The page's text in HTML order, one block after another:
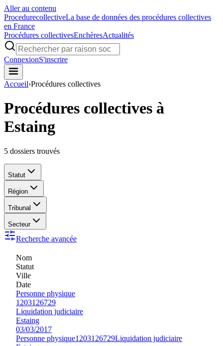
Aller au contenu
ProcedurecollectiveLa base de données des procédures collectives
en France
Procédures collectivesEnchèresActualités
ConnexionS'inscrire
Accueil›Procédures collectives
Procédures collectives à
Estaing
5 dossiers trouvés
Statut
Région
Tribunal
Secteur
Recherche avancée
Nom
Statut
Ville
Date
Personne physique
1203126729
Liquidation judiciaire
Estaing
03/03/2017
Personne physique1203126729Liquidation judiciaire